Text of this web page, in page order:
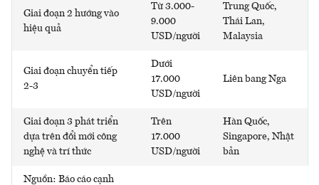
Giai đoạn 2 hướng vào
hiệu quả
Từ 3.000-
9.000
USD/người
Trung Quốc,
Thái Lan,
Malaysia
Giai đoạn chuyển tiếp
2-3
Dưới
17.000
USD/người
Liên bang Nga
Giai đoạn 3 phát triển
dựa trên đổi mới công
nghệ và trí thức
Trên
17.000
USD/người
Hàn Quốc,
Singapore, Nhật
bản
Nguồn: Báo cáo cạnh